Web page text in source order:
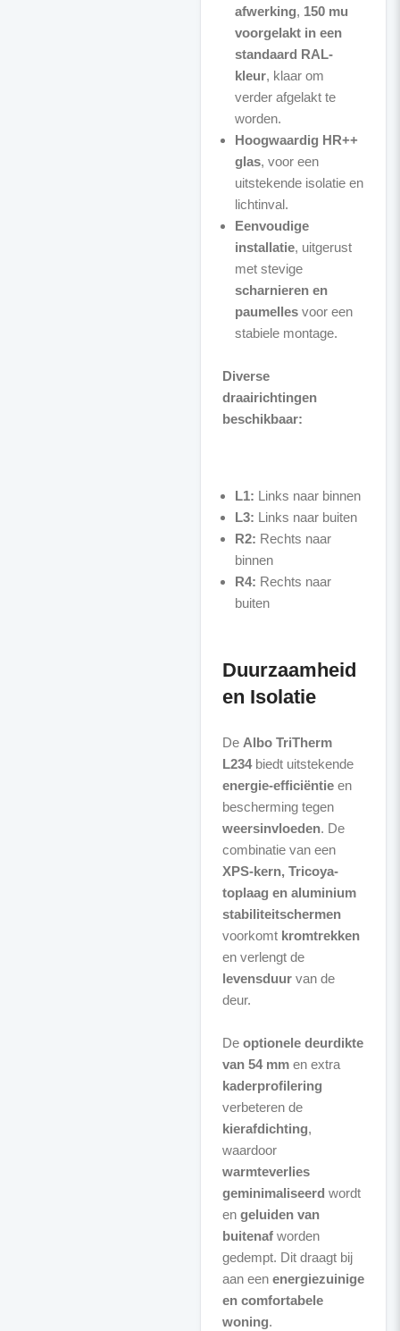
afwerking, 150 mu
voorgelakt in een
standaard RAL-
kleur, klaar om
verder afgelakt te
worden.
Hoogwaardig HR++
glas, voor een
uitstekende isolatie en
lichtinval.
Eenvoudige
installatie, uitgerust
met stevige
scharnieren en
paumellesvoor een
stabiele montage.
Diverse
draairichtingen
beschikbaar:
L1: Links naar binnen
L3: Links naar buiten
R2: Rechts naar
binnen
R4: Rechts naar
buiten
Duurzaamheid
en Isolatie
De Albo TriTherm
L234biedt uitstekende
energie-efficiëntieen
bescherming tegen
weersinvloeden. De
combinatie van een
XPS-kern, Tricoya-
toplaag en aluminium
stabiliteitschermen
voorkomt kromtrekken
en verlengt de
levensduurvan de
deur.
De optionele deurdikte
van 54 mmen extra
kaderprofilering
verbeteren de
kierafdichting,
waardoor
warmteverlies
geminimaliseerd wordt
en geluiden van
buitenafworden
gedempt. Dit draagt bij
aan een energiezuinige
en comfortabele
woning.